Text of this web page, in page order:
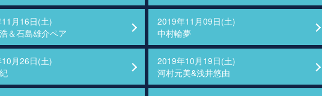
月16日(土)
＆石島雄介ペア
2019年11月09日(土)
中村輪夢
月26日(土)
2019年10月19日(土)
河村元美&浅井悠由